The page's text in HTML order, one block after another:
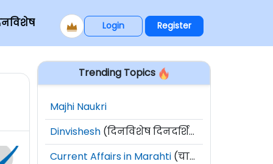
Login Register
Trending Topics
Majhi Naukri
Dinvishesh (दिनविशेष दिनदर्शिका)
Current Affairs in Marahti (चालू घडामोडी)